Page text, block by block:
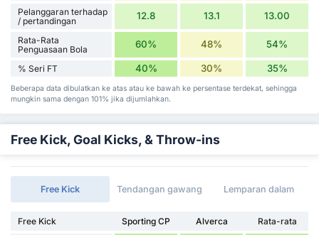
Pelanggaran terhadap
/ pertandingan
12.8 13.1 13.00
Rata-Rata
Penguasaan Bola
60% 48% 54%
% Seri FT 40% 30% 35%
Beberapa data dibulatkan ke atas atau ke bawah ke persentase terdekat, sehingga
mungkin sama dengan 101% jika dijumlahkan.
Free Kick, Goal Kicks, & Throw-ins
Free Kick Tendangan gawang Lemparan dalam
Free Kick Sporting CP Alverca
Rata-rata